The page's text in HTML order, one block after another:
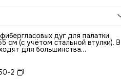
дуг для палатки.
см (с учётом стальной втулки). В
для большинства
производителей.
2